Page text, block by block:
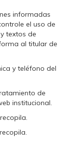
informadas
el uso de
textos de
al titular de
y teléfono del
de
institucional.